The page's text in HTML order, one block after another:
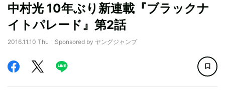
中村光 10年ぶり新連載『ブラックナ
イトパレード』第2話
2016.11.10 Thu Sponsored by ヤングジャンプ